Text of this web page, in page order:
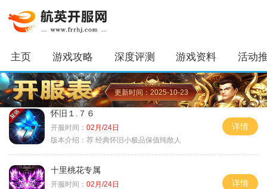
主页 游戏攻略 深度评测 游戏资料 活动
更新时间：2025-10-23
怀旧１.７６
开服时间： 02月/24日
版本介绍： 荐 经典怀旧小极品保值纯散人
详情
十里桃花专属
开服时间： 02月/24日
详情